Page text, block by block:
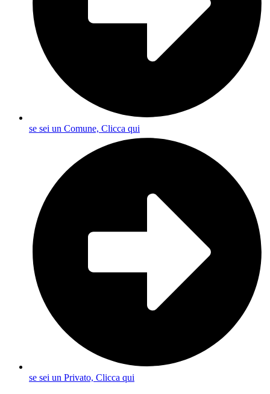
se sei un Comune, Clicca qui
se sei un Privato, Clicca qui